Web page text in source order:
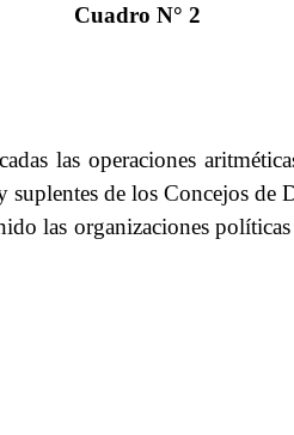
Cuadro N° 2
las operaciones
de los Concejos de
las organizaciones